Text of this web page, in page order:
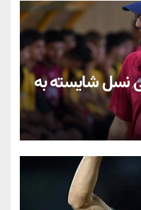
نسل شایسته به